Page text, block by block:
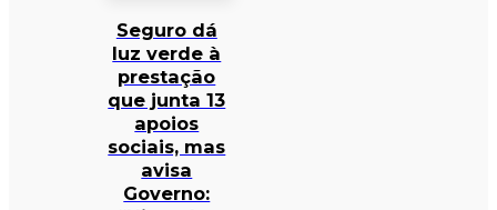
Seguro dá
luz verde à
prestação
que junta 13
apoios
sociais, mas
avisa
Governo: